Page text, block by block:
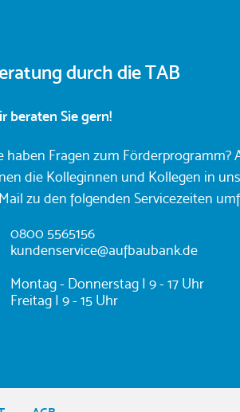
durch die TAB
beraten Sie gern!
haben Fragen zum Förderprogramm?
die Kolleginnen und Kollegen in
zu den folgenden Servicezeiten
A
d
e
s
0800 5565156
kundenservice@aufbaubank.de
Montag - Donnerstag | 9 - 17 Uhr
Freitag | 9 - 15 Uhr